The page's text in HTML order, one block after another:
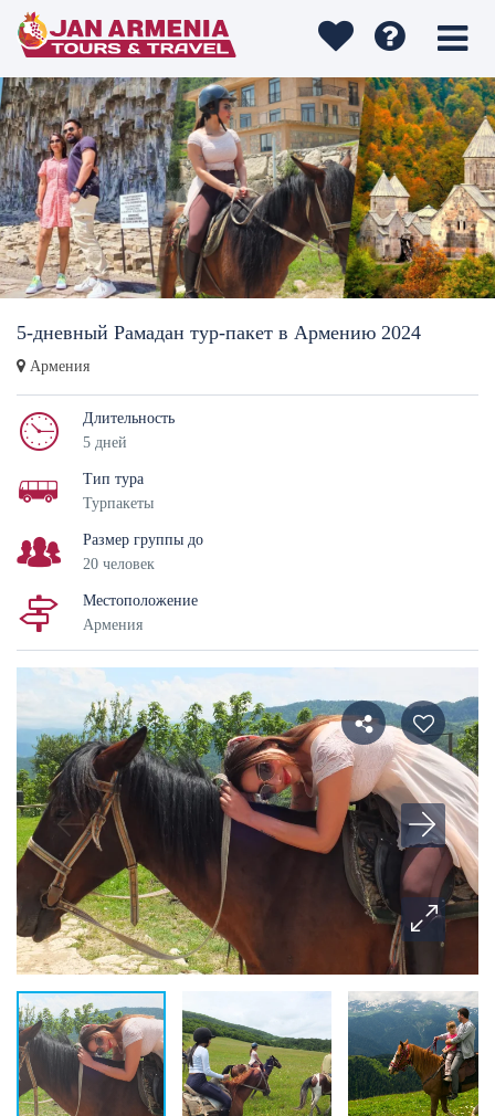
5-дневный Рамадан тур-пакет в Армению 2024
Армения
Длительность
5 дней
Тип тура
Турпакеты
Размер группы до
20 человек
Местоположение
Армения